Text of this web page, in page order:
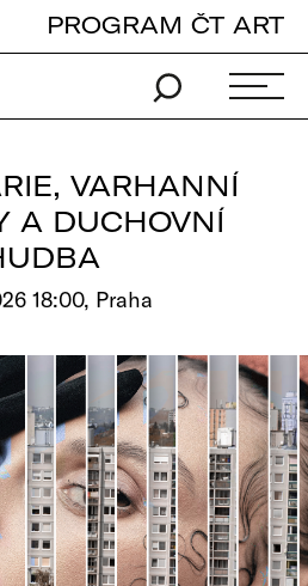
PROGRAM ČT ART
VARHANNÍ
A DUCHOVNÍ
18:00, Praha